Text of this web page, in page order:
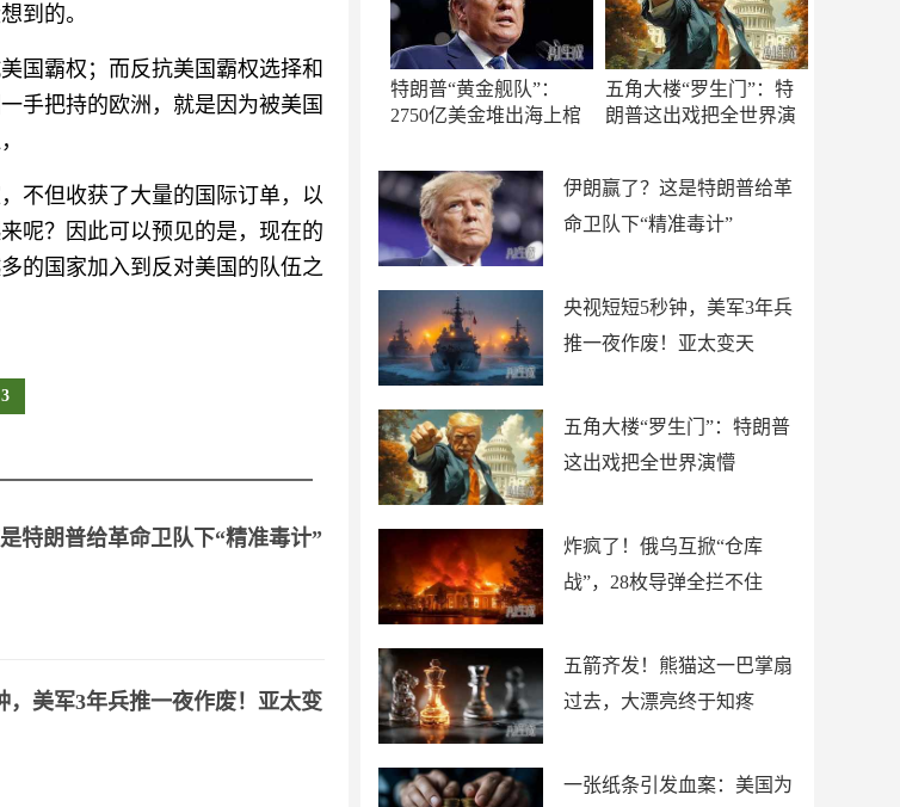
到的。
国霸权；而反抗美国霸权选择和
手把持的欧洲，就是因为被美国
不但收获了大量的国际订单，以
呢？因此可以预见的是，现在的
的国家加入到反对美国的队伍之
3
特朗普“黄金舰队”：
2750亿美金堆出海上棺
五角大楼“罗生门”：特
朗普这出戏把全世界演
伊朗赢了？这是特朗普给革
命卫队下“精准毒计”
央视短短5秒钟，美军3年兵
推一夜作废！亚太变天
五角大楼“罗生门”：特朗普
这出戏把全世界演懵
炸疯了！俄乌互掀“仓库
战”，28枚导弹全拦不住
五箭齐发！熊猫这一巴掌扇
过去，大漂亮终于知疼
一张纸条引发血案：美国为
特朗普给革命卫队下“精准毒计”
，美军3年兵推一夜作废！亚太变